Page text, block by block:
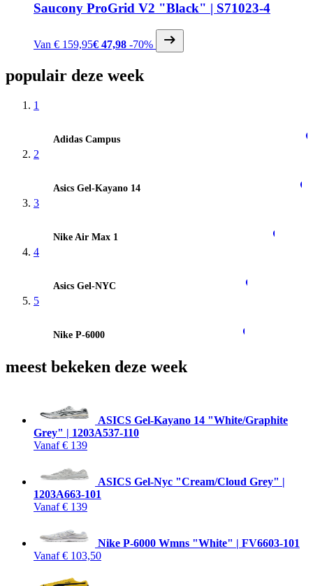
Saucony ProGrid V2 "Black" | S71023-4
Van € 159,95€ 47,98 -70%
populair deze week
1
Adidas Campus
2
Asics Gel-Kayano 14
3
Nike Air Max 1
4
Asics Gel-NYC
5
Nike P-6000
meest bekeken deze week
ASICS Gel-Kayano 14 "White/Graphite
Grey" | 1203A537-110
Vanaf € 139
ASICS Gel-Nyc "Cream/Cloud Grey" |
1203A663-101
Vanaf € 139
Nike P-6000 Wmns "White" | FV6603-101
Vanaf € 103,50